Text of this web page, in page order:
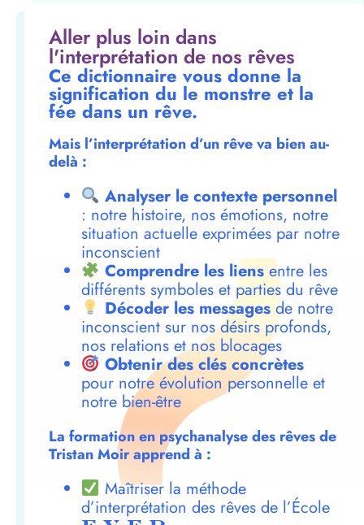
Aller plus loin dans
l'interprétation de nos rêves
Ce dictionnaire vous donne la
signification du le monstre et la
fée dans un rêve.
Mais l’interprétation d’un rêve va bien au-
delà :
Analyser le contexte personnel
: notre histoire, nos émotions, notre
situation actuelle exprimées par notre
inconscient
Comprendre les liensentre les
différents symboles et parties du rêve
Décoder les messagesde notre
inconscient sur nos désirs profonds,
nos relations et nos blocages
Obtenir des clés concrètes
pour notre évolution personnelle et
notre bien-être
La formation en psychanalyse des rêves de
Tristan Moir apprend à :
Maîtriser la méthode
d’interprétation des rêves de l’École